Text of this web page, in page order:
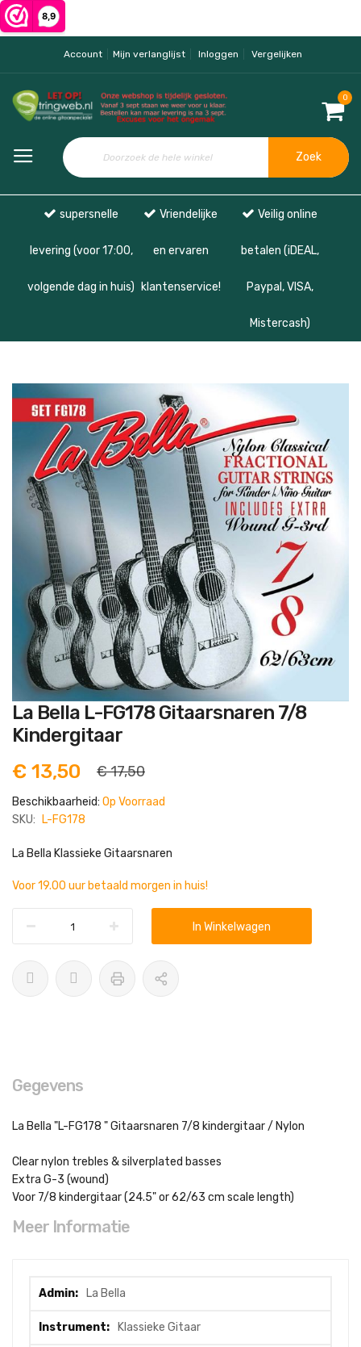
Account Mijn verlanglijst Inloggen Vergelijken
0
Zoek
supersnelle
levering (voor 17:00,
volgende dag in huis)
Vriendelijke
en ervaren
klantenservice!
Veilig online
betalen (iDEAL,
Paypal, VISA,
Mistercash)
Ga
naar
einde
afbeeldingen-
gallerij
Ga
naar
het
begin
de
afbeeldingen-
La Bella L-FG178 Gitaarsnaren 7/8
Kindergitaar
€ 13,50
€ 17,50
Beschikbaarheid: Op Voorraad
SKU:
L-FG178
La Bella Klassieke Gitaarsnaren
Voor 19.00 uur betaald morgen in huis!
In Winkelwagen
Gegevens
La Bella "L-FG178 " Gitaarsnaren 7/8 kindergitaar / Nylon
Clear nylon trebles & silverplated basses
Extra G-3 (wound)
Voor 7/8 kindergitaar (24.5" or 62/63 cm scale length)
Meer Informatie
informatie
La Bella
Klassieke Gitaar